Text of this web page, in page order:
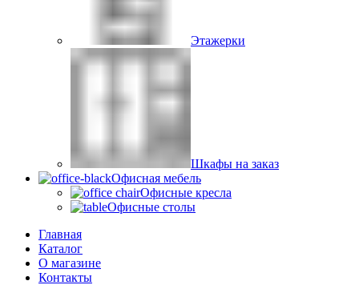
Этажерки
Шкафы на заказ
Офисная мебель
Офисные кресла
Офисные столы
Главная
Каталог
О магазине
Контакты